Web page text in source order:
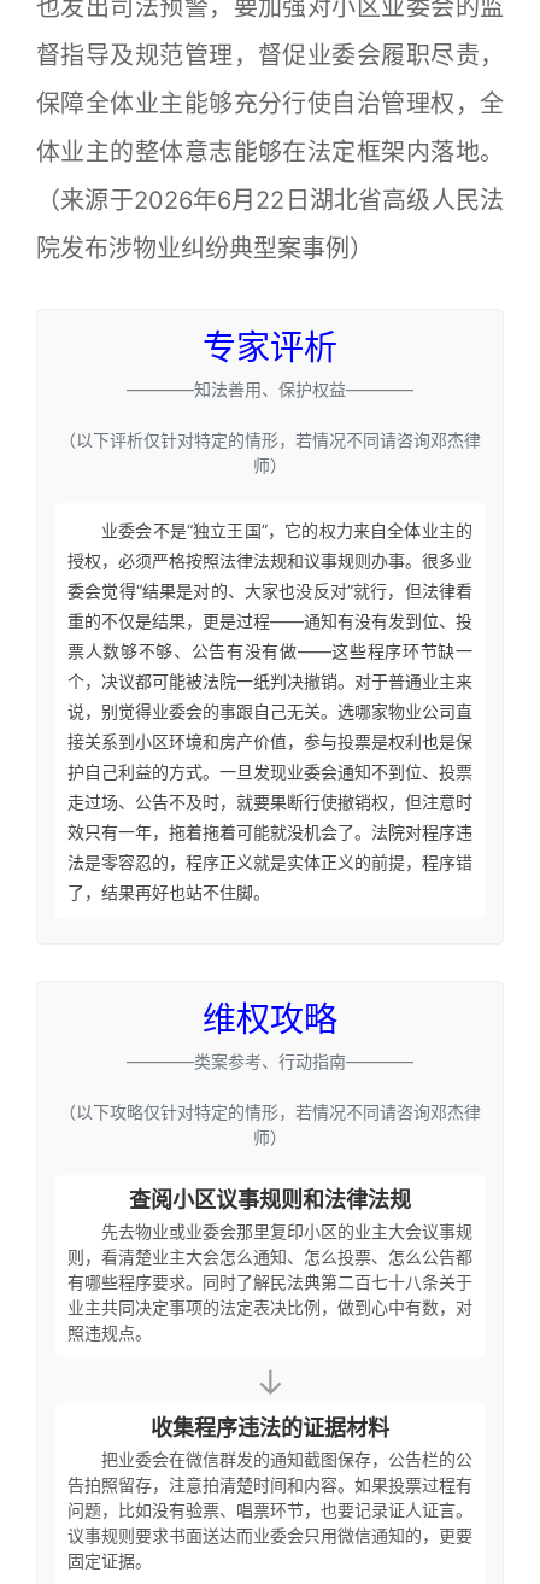
也发出司法预警，要加强对小区业委会的监
督指导及规范管理，督促业委会履职尽责，
保障全体业主能够充分行使自治管理权，全
体业主的整体意志能够在法定框架内落地。
（来源于2026年6月22日湖北省高级人民法
院发布涉物业纠纷典型案事例）
专家评析
————知法善用、保护权益————
（以下评析仅针对特定的情形，若情况不同请咨询邓杰律
师）
业委会不是“独立王国”，它的权力来自全体业主的
授权，必须严格按照法律法规和议事规则办事。很多业
委会觉得“结果是对的、大家也没反对”就行，但法律看
重的不仅是结果，更是过程——通知有没有发到位、投
票人数够不够、公告有没有做——这些程序环节缺一
个，决议都可能被法院一纸判决撤销。对于普通业主来
说，别觉得业委会的事跟自己无关。选哪家物业公司直
接关系到小区环境和房产价值，参与投票是权利也是保
护自己利益的方式。一旦发现业委会通知不到位、投票
走过场、公告不及时，就要果断行使撤销权，但注意时
效只有一年，拖着拖着可能就没机会了。法院对程序违
法是零容忍的，程序正义就是实体正义的前提，程序错
了，结果再好也站不住脚。
维权攻略
————类案参考、行动指南————
（以下攻略仅针对特定的情形，若情况不同请咨询邓杰律
师）
查阅小区议事规则和法律法规
先去物业或业委会那里复印小区的业主大会议事规
则，看清楚业主大会怎么通知、怎么投票、怎么公告都
有哪些程序要求。同时了解民法典第二百七十八条关于
业主共同决定事项的法定表决比例，做到心中有数，对
照违规点。
↓
收集程序违法的证据材料
把业委会在微信群发的通知截图保存，公告栏的公
告拍照留存，注意拍清楚时间和内容。如果投票过程有
问题，比如没有验票、唱票环节，也要记录证人证言。
议事规则要求书面送达而业委会只用微信通知的，更要
固定证据。